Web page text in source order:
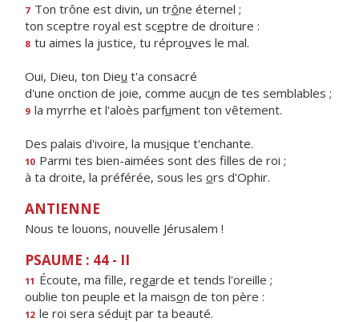
7 Ton trône est divin, un trône éternel ;
ton sceptre royal est sceptre de droiture :
8 tu aimes la justice, tu réprouves le mal.
Oui, Dieu, ton Dieu t'a consacré
d'une onction de joie, comme aucun de tes semblables ;
9 la myrrhe et l'aloès parfument ton vêtement.
Des palais d'ivoire, la musique t'enchante.
10 Parmi tes bien-aimées sont des flles de roi ;
à ta droite, la préférée, sous les ors d'Ophir.
ANTIENNE
Nous te louons, nouvelle Jérusalem !
PSAUME : 44 - II
11 Écoute, ma fille, regarde et tends l'oreille ;
oublie ton peuple et la maison de ton père :
12 le roi sera séduit par ta beauté.